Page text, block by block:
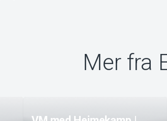
Mer fra